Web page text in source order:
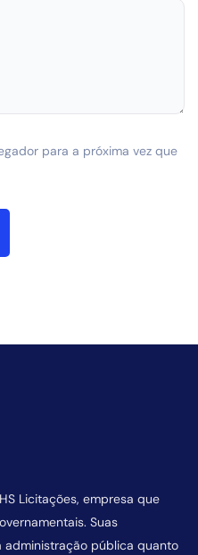
para a próxima vez que
Licitações, empresa que
Suas
pública quanto